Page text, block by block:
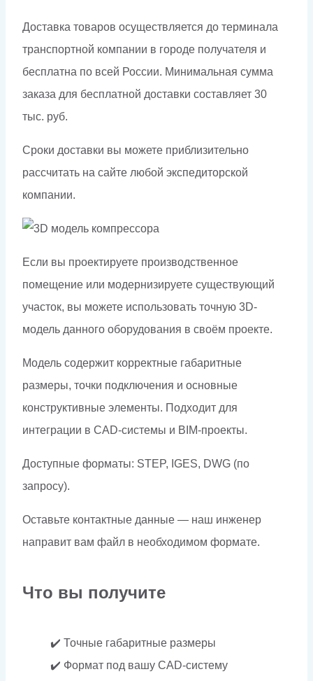
Доставка товаров осуществляется до терминала
транспортной компании в городе получателя и
бесплатна по всей России. Минимальная сумма
заказа для бесплатной доставки составляет 30
тыс. руб.
Сроки доставки вы можете приблизительно
рассчитать на сайте любой экспедиторской
компании.
Если вы проектируете производственное
помещение или модернизируете существующий
участок, вы можете использовать точную 3D-
модель данного оборудования в своём проекте.
Модель содержит корректные габаритные
размеры, точки подключения и основные
конструктивные элементы. Подходит для
интеграции в CAD-системы и BIM-проекты.
Доступные форматы: STEP, IGES, DWG (по
запросу).
Оставьте контактные данные — наш инженер
направит вам файл в необходимом формате.
Что вы получите
✔️ Точные габаритные размеры
✔️ Формат под вашу CAD-систему